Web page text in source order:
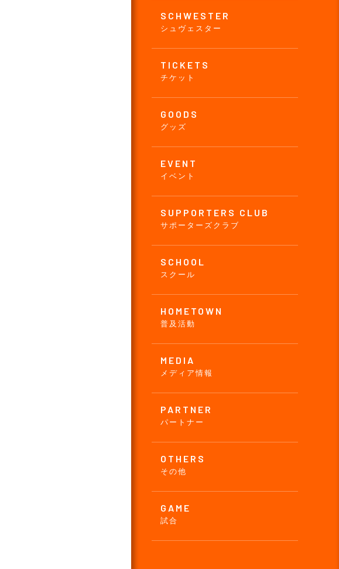
SCHWESTER
シュヴェスター
TICKETS
チケット
GOODS
グッズ
EVENT
イベント
SUPPORTERS CLUB
サポーターズクラブ
SCHOOL
スクール
HOMETOWN
普及活動
MEDIA
メディア情報
PARTNER
パートナー
OTHERS
その他
GAME
試合